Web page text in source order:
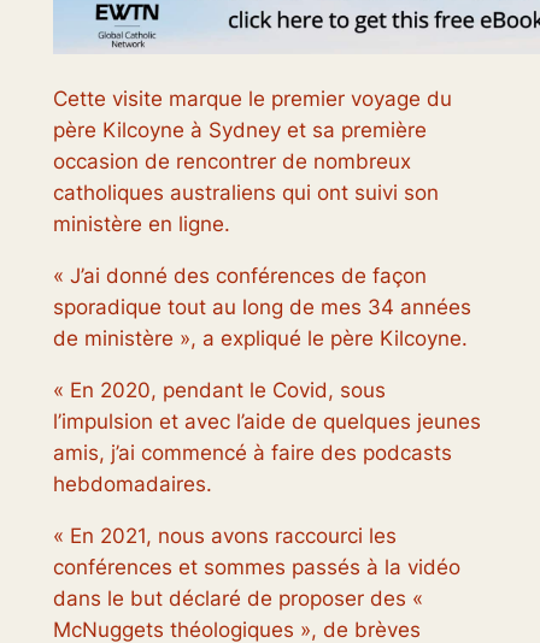
Cette visite marque le premier voyage du
père Kilcoyne à Sydney et sa première
occasion de rencontrer de nombreux
catholiques australiens qui ont suivi son
ministère en ligne.
« J’ai donné des conférences de façon
sporadique tout au long de mes 34 années
de ministère », a expliqué le père Kilcoyne.
« En 2020, pendant le Covid, sous
l’impulsion et avec l’aide de quelques jeunes
amis, j’ai commencé à faire des podcasts
hebdomadaires.
« En 2021, nous avons raccourci les
conférences et sommes passés à la vidéo
dans le but déclaré de proposer des «
McNuggets théologiques », de brèves